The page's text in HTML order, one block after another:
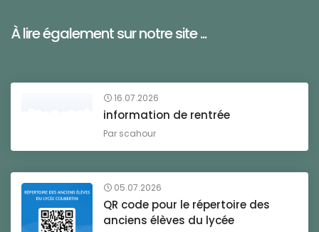
À lire également sur notre site ...
16.07.2026
information de rentrée
Par scahour
05.07.2026
QR code pour le répertoire des
anciens élèves du lycée